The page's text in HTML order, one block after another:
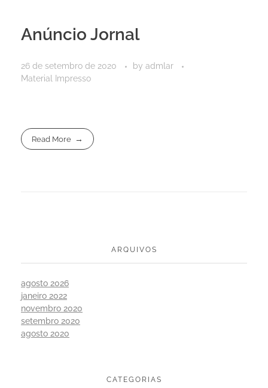
Anúncio Jornal
26 de setembro de 2020 by admlar
Material Impresso
Read More
ARQUIVOS
agosto 2026
janeiro 2022
novembro 2020
setembro 2020
agosto 2020
CATEGORIAS